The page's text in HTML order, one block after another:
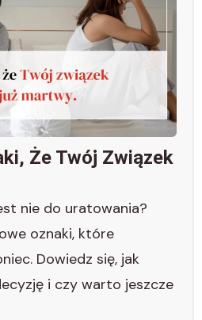
Że Twój Związek
nie do uratowania?
oznaki, które
Dowiedz się, jak
i czy warto jeszcze